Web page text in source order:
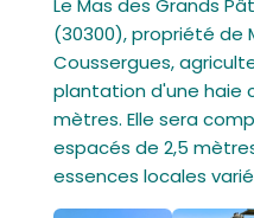
Le Mas des Grands
(30300), propriété de
Coussergues,
plantation d'une haie
mètres. Elle sera
espacés de 2,5
essences locales